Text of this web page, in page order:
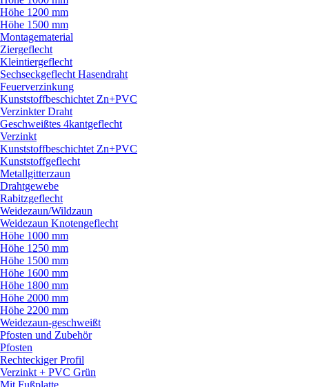
Höhe 1200 mm
Höhe 1500 mm
Montagematerial
Ziergeflecht
Kleintiergeflecht
Sechseckgeflecht Hasendraht
Feuerverzinkung
Kunststoffbeschichtet Zn+PVC
Verzinkter Draht
Geschweißtes 4kantgeflecht
Verzinkt
Kunststoffbeschichtet Zn+PVC
Kunststoffgeflecht
Metallgitterzaun
Drahtgewebe
Rabitzgeflecht
Weidezaun/Wildzaun
Weidezaun Knotengeflecht
Höhe 1000 mm
Höhe 1250 mm
Höhe 1500 mm
Höhe 1600 mm
Höhe 1800 mm
Höhe 2000 mm
Höhe 2200 mm
Weidezaun-geschweißt
Pfosten und Zubehör
Pfosten
Rechteckiger Profil
Verzinkt + PVC Grün
Mit Fußplatte